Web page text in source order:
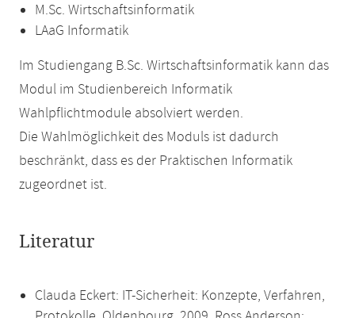
M.Sc. Wirtschaftsinformatik
LAaG Informatik
Im Studiengang B.Sc. Wirtschaftsinformatik kann das
Modul im Studienbereich Informatik
Wahlpflichtmodule absolviert werden.
Die Wahlmöglichkeit des Moduls ist dadurch
beschränkt, dass es der Praktischen Informatik
zugeordnet ist.
Literatur
Clauda Eckert: IT-Sicherheit: Konzepte, Verfahren,